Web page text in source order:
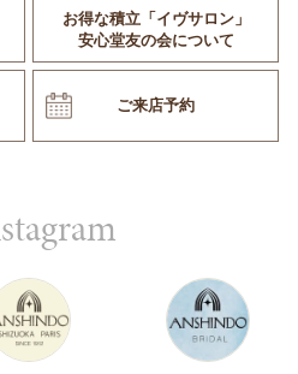
お得な積立「イヴサロン」
安心堂友の会について
ご来店予約